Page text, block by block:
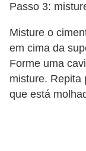
Passo 3:
Misture o
em cima da
Forme uma
misture. Repita
que está